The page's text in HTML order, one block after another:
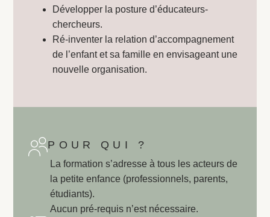
Développer la posture d’éducateurs-
chercheurs.
Ré-inventer la relation d’accompagnement
de l’enfant et sa famille en envisageant une
nouvelle organisation.
POUR QUI ?
La formation s’adresse à tous les acteurs de
la petite enfance (professionnels, parents,
étudiants).
Aucun pré-requis n’est nécessaire.